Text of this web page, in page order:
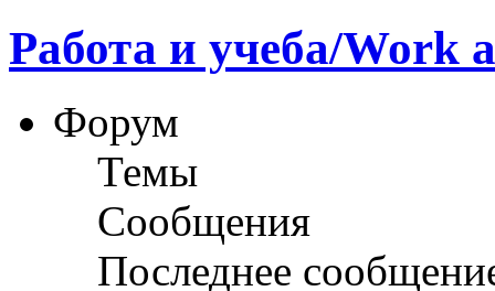
Работа и учеба/Work
Форум
Темы
Сообщения
Последнее